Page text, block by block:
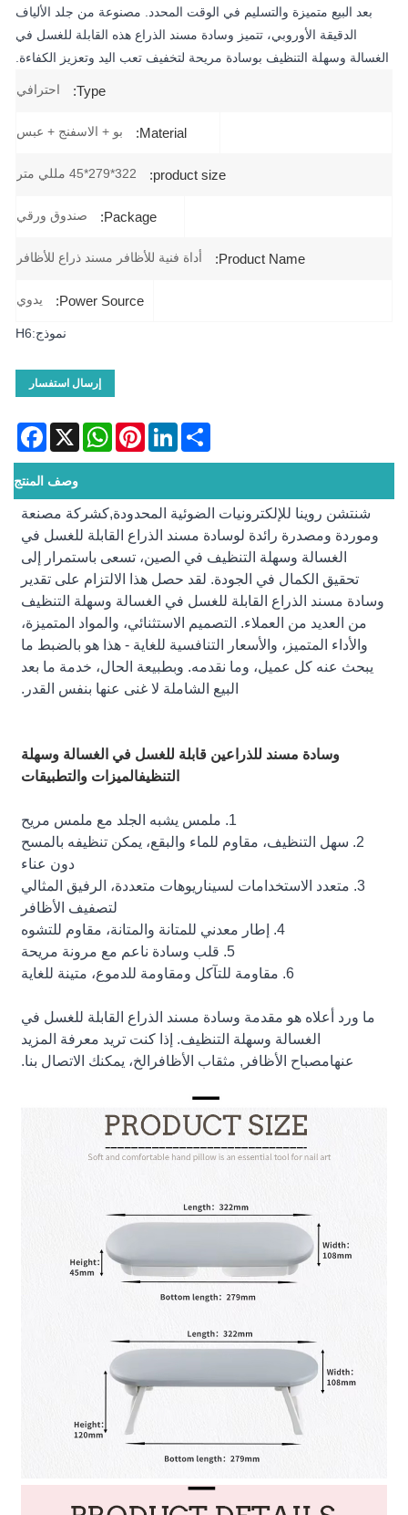
بعد البيع متميزة والتسليم في الوقت المحدد. مصنوعة من جلد الألياف
الدقيقة الأوروبي، تتميز وسادة مسند الذراع هذه القابلة للغسل في
الغسالة وسهلة التنظيف بوسادة مريحة لتخفيف تعب اليد وتعزيز الكفاءة.
Type: احترافي
Material: بو + الاسفنج + عبس
product size: 322*279*45 مللي متر
Package: صندوق ورقي
Product Name: أداة فنية للأظافر مسند ذراع للأظافر
Power Source: يدوي
نموذج:H6
إرسال استفسار
X
WhatsAppPinterestLinkedInShare
وصف المنتج
شنتشن روينا للإلكترونيات الضوئية المحدودة,كشركة مصنعة
وموردة ومصدرة رائدة لوسادة مسند الذراع القابلة للغسل في
الغسالة وسهلة التنظيف في الصين، تسعى باستمرار إلى
تحقيق الكمال في الجودة. لقد حصل هذا الالتزام على تقدير
وسادة مسند الذراع القابلة للغسل في الغسالة وسهلة التنظيف
من العديد من العملاء. التصميم الاستثنائي، والمواد المتميزة،
والأداء المتميز، والأسعار التنافسية للغاية - هذا هو بالضبط ما
يبحث عنه كل عميل، وما نقدمه. وبطبيعة الحال، خدمة ما بعد
البيع الشاملة لا غنى عنها بنفس القدر.
وسادة مسند للذراعين قابلة للغسل في الغسالة وسهلة
التنظيفالميزات والتطبيقات
1. ملمس يشبه الجلد مع ملمس مريح
2. سهل التنظيف، مقاوم للماء والبقع، يمكن تنظيفه بالمسح
دون عناء
3. متعدد الاستخدامات لسيناريوهات متعددة، الرفيق المثالي
لتصفيف الأظافر
4. إطار معدني للمتانة والمتانة، مقاوم للتشوه
5. قلب وسادة ناعم مع مرونة مريحة
6. مقاومة للتآكل ومقاومة للدموع، متينة للغاية
ما ورد أعلاه هو مقدمة وسادة مسند الذراع القابلة للغسل في
الغسالة وسهلة التنظيف. إذا كنت تريد معرفة المزيد
عنهامصباح الأظافر , مثقاب الأظافر الخ، يمكنك الاتصال بنا.